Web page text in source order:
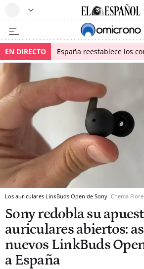
EN DIRECTO España reestablece los
Los auriculares LinkBuds Open de Sony Chema
Sony redobla su
auriculares abiertos:
nuevos LinkBuds
a España